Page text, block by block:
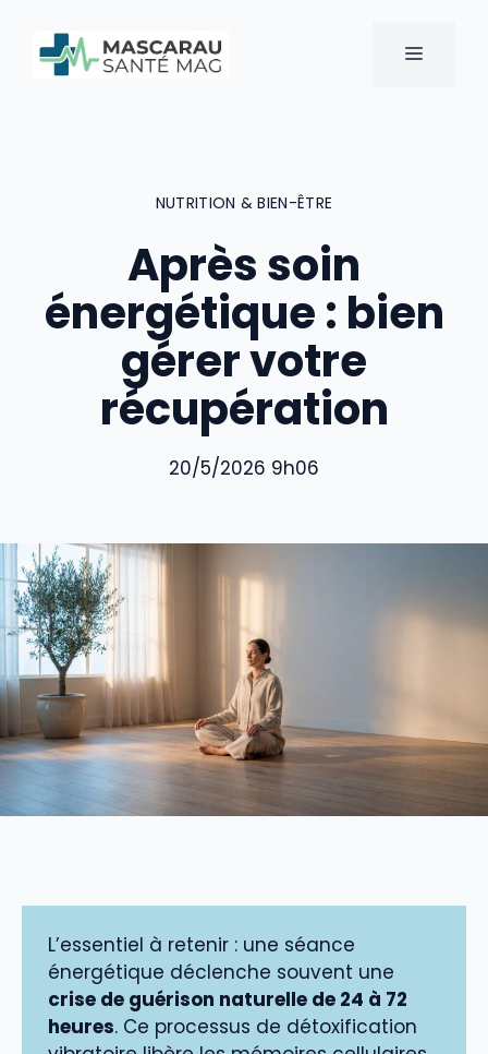
contenu
MENU
NUTRITION & BIEN-ÊTRE
Après soin
énergétique : bien
gérer votre
récupération
20/5/2026 9h06
L’essentiel à retenir : une séance
énergétique déclenche souvent une
crise de guérison naturelle de 24 à 72
heures. Ce processus de détoxification